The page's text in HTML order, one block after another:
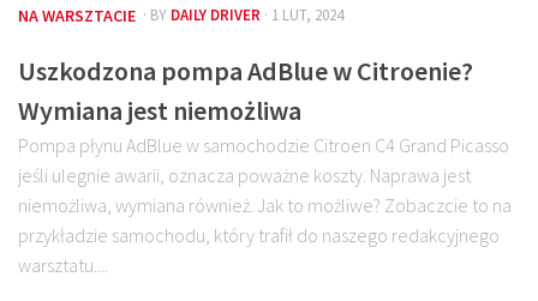
NA WARSZTACIE · BY DAILY DRIVER · 1 LUT, 2024
Uszkodzona pompa AdBlue w Citroenie?
Wymiana jest niemożliwa
Pompa płynu AdBlue w samochodzie Citroen C4 Grand Picasso
jeśli ulegnie awarii, oznacza poważne koszty. Naprawa jest
niemożliwa, wymiana również. Jak to możliwe? Zobaczcie to na
przykładzie samochodu, który trafił do naszego redakcyjnego
warsztatu....